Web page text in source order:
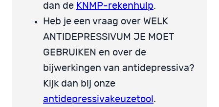
dan de KNMP-rekenhulp.
Heb je een vraag over WELK
ANTIDEPRESSIVUM JE MOET
GEBRUIKEN en over de
bijwerkingen van antidepressiva?
Kijk dan bij onze
antidepressivakeuzetool .